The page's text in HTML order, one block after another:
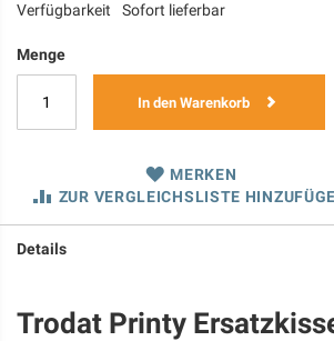
Verfügbarkeit Sofort lieferbar
Menge
In den Warenkorb
MERKEN
ZUR VERGLEICHSLISTE
Details
Trodat Printy